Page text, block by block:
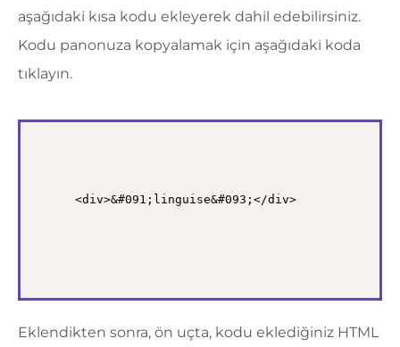
aşağıdaki kısa kodu ekleyerek dahil edebilirsiniz.
Kodu panonuza kopyalamak için aşağıdaki koda
tıklayın.
<div>&#091;linguise&#093;</div>
Eklendikten sonra, ön uçta, kodu eklediğiniz HTML